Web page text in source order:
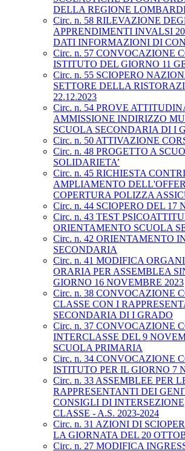
DELLA REGIONE
Circ. n. 58 RILEVAZIONE
APPRENDIMENTI INVALSI
DATI INFORMAZIONI DI
Circ. n. 57 CONVOCAZIONE
ISTITUTO DEL GIORNO 11
Circ. n. 55 SCIOPERO
SETTORE DELLA
22.12.2023
Circ. n. 54 PROVE
AMMISSIONE INDIRIZZO
SCUOLA SECONDARIA DI I
Circ. n. 50 ATTIVAZIONE
Circ. n. 48 PROGETTO A
SOLIDARIETA’
Circ. n. 45 RICHIESTA
AMPLIAMENTO
COPERTURA POLIZZA
Circ. n. 44 SCIOPERO DEL 17
Circ. n. 43 TEST
ORIENTAMENTO SCUOLA
Circ. n. 42 ORIENTAMENTO
SECONDARIA
Circ. n. 41 MODIFICA
ORARIA PER ASSEMBLEA
GIORNO 16 NOVEMBRE 2023
Circ. n. 38 CONVOCAZIONE
CLASSE CON I
SECONDARIA DI I GRADO
Circ. n. 37 CONVOCAZIONE
INTERCLASSE DEL 9
SCUOLA PRIMARIA
Circ. n. 34 CONVOCAZIONE
ISTITUTO PER IL GIORNO 7
Circ. n. 33 ASSEMBLEE PER
RAPPRESENTANTI DEI
CONSIGLI DI
CLASSE - A.S. 2023-2024
Circ. n. 31 AZIONI DI
LA GIORNATA DEL 20
Circ. n. 27 MODIFICA